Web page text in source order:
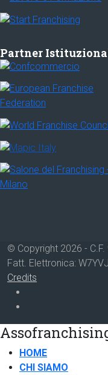
Partner
© Copyright 2026 -
Fatt. Elettronica:
Credits
HOME
CHI SIAMO